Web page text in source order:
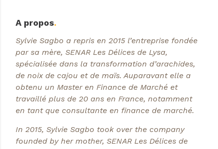
A propos.
Sylvie Sagbo a repris en 2015 l’entreprise fondée
par sa mère, SENAR Les Délices de Lysa,
spécialisée dans la transformation d’arachides,
de noix de cajou et de maïs. Auparavant elle a
obtenu un Master en Finance de Marché et
travaillé plus de 20 ans en France, notamment
en tant que consultante en finance de marché.
In 2015, Sylvie Sagbo took over the company
founded by her mother, SENAR Les Délices de